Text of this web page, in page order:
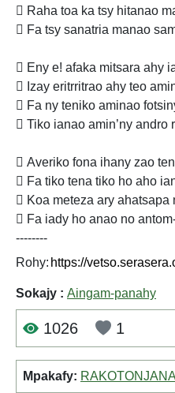
 Raha toa ka tsy hitanao
 Fa tsy sanatria manao
 Eny e! afaka mitsara ahy
 Izay eritrritrao ahy teo
 Fa ny teniko aminao
 Tiko ianao amin’ny andro
 Averiko fona ihany zao
 Fa tiko tena tiko ho aho
 Koa meteza ary ahatsapa
 Fa iady ho anao no
--------
Rohy:
Sokajy : Aingam-panahy
1026 1
Mpakafy: